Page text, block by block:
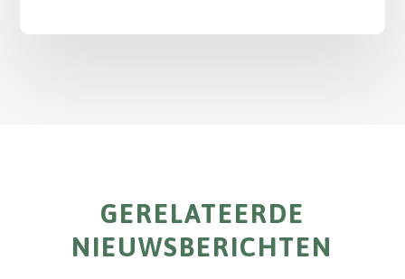
GERELATEERDE
NIEUWSBERICHTEN